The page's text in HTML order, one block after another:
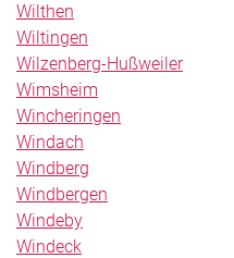
Wilthen
Wiltingen
Wilzenberg-Hußweiler
Wimsheim
Wincheringen
Windach
Windberg
Windbergen
Windeby
Windeck